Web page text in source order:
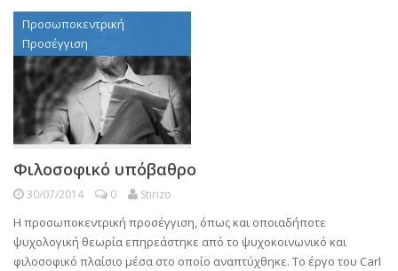
Προσωποκεντρική
Προσέγγιση
Φιλοσοφικό υπόβαθρο
30/07/2014 0 Stirizo
Η προσωποκεντρική προσέγγιση, όπως και οποιαδήποτε
ψυχολογική θεωρία επηρεάστηκε από το ψυχοκοινωνικό και
φιλοσοφικό πλαίσιο μέσα στο οποίο αναπτύχθηκε. Το έργο του Carl